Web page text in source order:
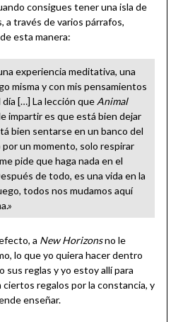
consigues tener una isla de
a través de varios párrafos,
esta manera:
experiencia meditativa, una
misma y con mis pensamientos
[…] La lección que Animal
impartir es que está bien dejar
bien sentarse en un banco del
un momento, solo respirar
pide que haga nada en el
de todo, es una vida en la
todos nos mudamos aquí
a New Horizonsno le
lo que yo quiera hacer dentro
sus reglas y yo estoy allí para
ciertos regalos por la constancia, y
enseñar.